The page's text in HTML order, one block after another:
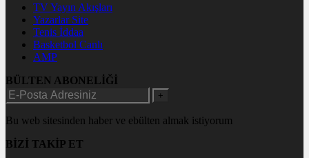
TV Yayın Akışları
Yazarlar Site
Tenis İddaa
Basketbol Canlı
AMP
BÜLTEN ABONELİĞİ
+
Bu web sitesinden haber ve ebülten almak istiyorum
BİZİ TAKİP ET